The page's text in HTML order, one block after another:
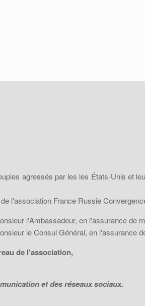
agressés par les les États-Unis et
l'association France Russie
l'Ambassadeur, en l'assurance de
le Consul Général, en l'assurance
de l'association,
et des réseaux sociaux.